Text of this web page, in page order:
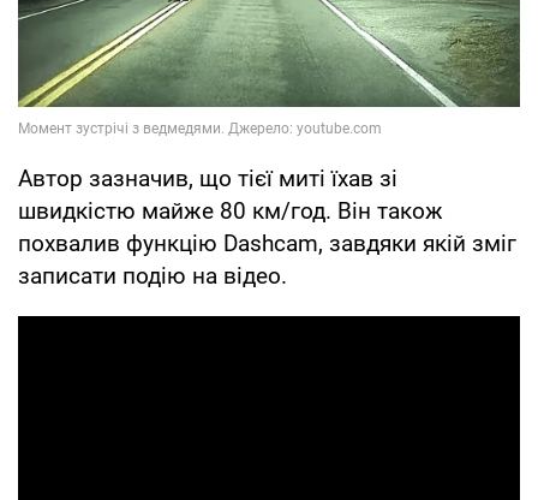
Автор зазначив, що тієї миті їхав зі
швидкістю майже 80 км/год. Він також
похвалив функцію Dashcam, завдяки якій зміг
записати подію на відео.